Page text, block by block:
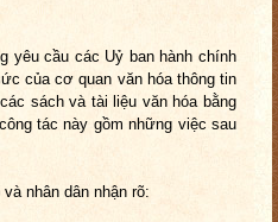
cầu các Uỷ ban hành chính
của cơ quan văn hóa thông tin
sách và tài liệu văn hóa bằng
tác này gồm những việc sau
dân nhận rõ: